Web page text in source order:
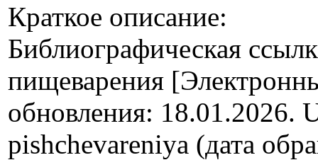
Краткое описание:
Библиографическая
пищеварения
обновления: 18.01.2026.
pishchevareniya (дата